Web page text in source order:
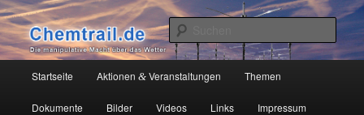
Zum
primären
Inhalt
springenChemtrail.de
Die manipulative Macht über das Wetter
Startseite Aktionen &Veranstaltungen Themen
Dokumente Bilder Videos Links Impressum